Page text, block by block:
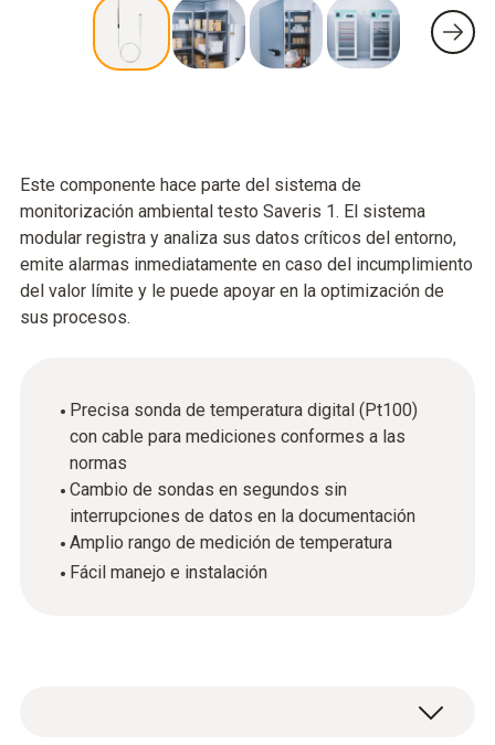
Este componente hace parte del sistema de
monitorización ambiental testo Saveris 1. El sistema
modular registra y analiza sus datos críticos del entorno,
emite alarmas inmediatamente en caso del incumplimiento
del valor límite y le puede apoyar en la optimización de
sus procesos.
Precisa sonda de temperatura digital (Pt100)
con cable para mediciones conformes a las
normas
Cambio de sondas en segundos sin
interrupciones de datos en la documentación
Amplio rango de medición de temperatura
Fácil manejo e instalación